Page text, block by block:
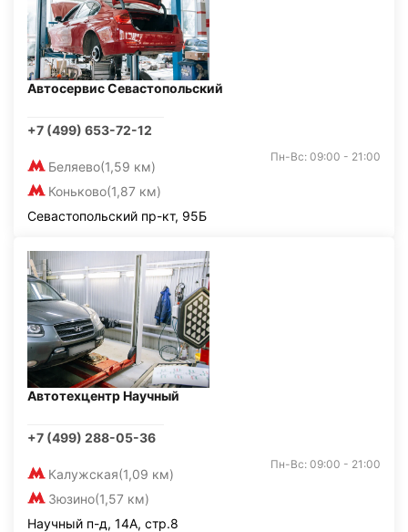
Автосервис Севастопольский
+7 (499) 653-72-12
Беляево(1,59 км)
Коньково(1,87 км)
Пн-Вс: 09:00 - 21:00
Севастопольский пр-кт, 95Б
Автотехцентр Научный
+7 (499) 288-05-36
Калужская(1,09 км)
Зюзино(1,57 км)
Пн-Вс: 09:00 - 21:00
Научный п-д, 14А, стр.8